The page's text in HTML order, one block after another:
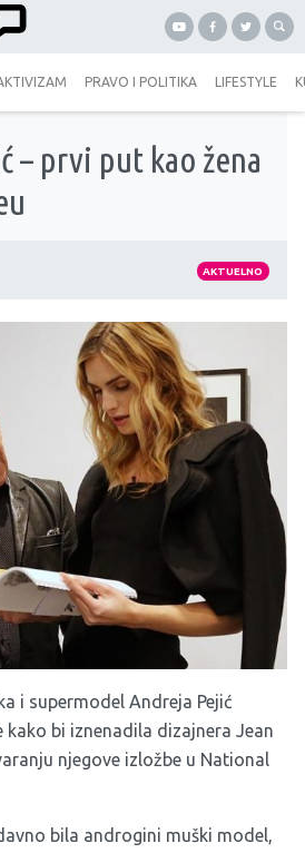
PRAVO I POLITIKA LIFESTYLE
– prvi put kao žena
AKTUELNO
i supermodel Andreja Pejić
kako bi iznenadila dizajnera Jean
njegove izložbe u National
bila androgini muški model,